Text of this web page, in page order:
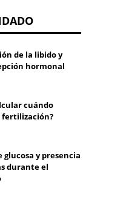
de la libido y
hormonal
cuándo
glucosa y presencia
durante el